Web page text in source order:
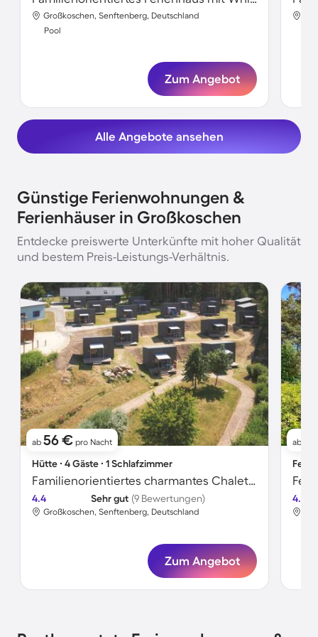
Großkoschen, Senftenberg, Deutschland
Pool
Zum Angebot
Alle Angebote ansehen
Günstige Ferienwohnungen &
Ferienhäuser in Großkoschen
Entdecke preiswerte Unterkünfte mit hoher Qualität
und bestem Preis-Leistungs-Verhältnis.
ab 56 € pro Nacht
Hütte ∙ 4 Gäste ∙ 1 Schlafzimmer
Familienorientiertes charmantes Chalet mit Terrasse und Grill | Seeblick | Neben dem Strand
4.4 Sehr gut (9 Bewertungen)
Großkoschen, Senftenberg, Deutschland
Zum Angebot
ab
4.7